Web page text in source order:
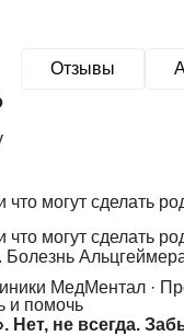
Отзывы
могут сделать
могут сделать
МедМентал ·
и помочь
не всегда.